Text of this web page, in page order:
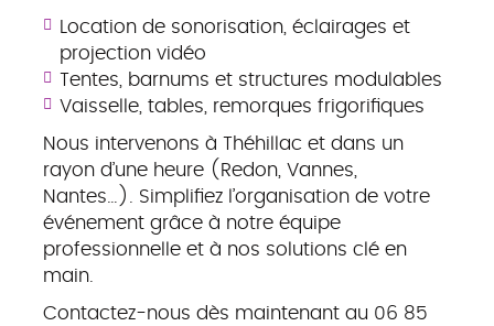
Location de sonorisation, éclairages et
projection vidéo
Tentes, barnums et structures modulables
Vaisselle, tables, remorques frigorifiques
Nous intervenons à Théhillac et dans un
rayon d’une heure (Redon, Vannes,
Nantes…). Simplifiez l’organisation de votre
événement grâce à notre équipe
professionnelle et à nos solutions clé en
main.
Contactez-nous dès maintenant au 06 85